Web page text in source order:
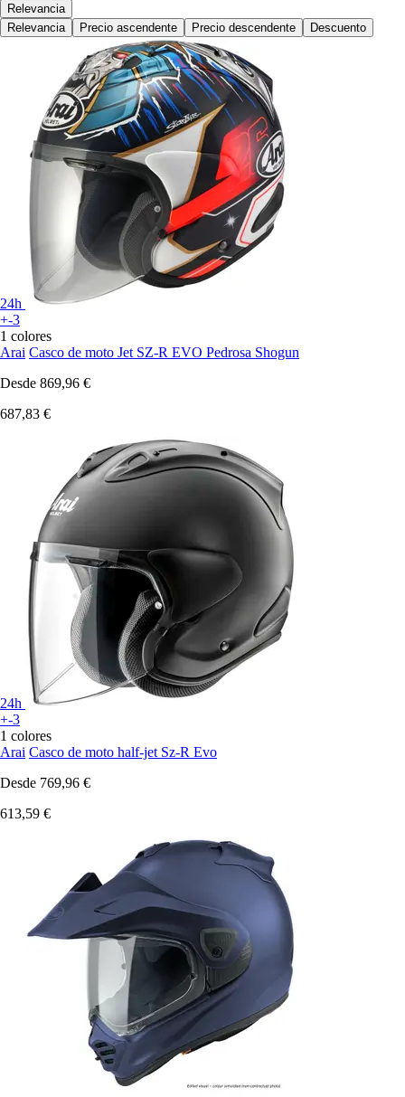
Relevancia
Relevancia
Precio ascendente Precio descendente Descuento
24h
+-3
1 colores
Arai Casco de moto Jet SZ-R EVO Pedrosa Shogun
Desde 869,96 €
687,83 €
24h
+-3
1 colores
Arai Casco de moto half-jet Sz-R Evo
Desde 769,96 €
613,59 €